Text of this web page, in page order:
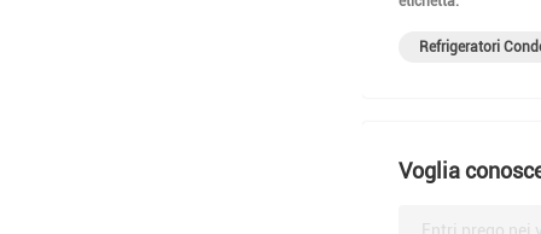
Refrigeratori
Voglia